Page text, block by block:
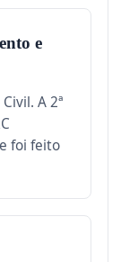
e
A 2ª
foi feito